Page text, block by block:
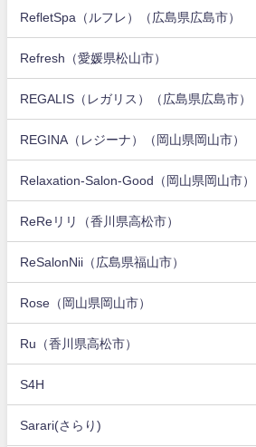
RefletSpa（ルフレ）（広島県広島市）
Refresh（愛媛県松山市）
REGALIS（レガリス）（広島県広島市）
REGINA（レジーナ）（岡山県岡山市）
Relaxation-Salon-Good（岡山県岡山市）
ReReリリ（香川県高松市）
ReSalonNii（広島県福山市）
Rose（岡山県岡山市）
Ru（香川県高松市）
S4H
Sarari(さらり)